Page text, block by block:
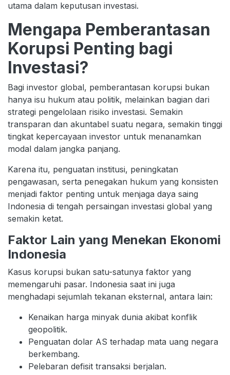
utama dalam keputusan investasi.
Mengapa Pemberantasan
Korupsi Penting bagi
Investasi?
Bagi investor global, pemberantasan korupsi bukan
hanya isu hukum atau politik, melainkan bagian dari
strategi pengelolaan risiko investasi. Semakin
transparan dan akuntabel suatu negara, semakin tinggi
tingkat kepercayaan investor untuk menanamkan
modal dalam jangka panjang.
Karena itu, penguatan institusi, peningkatan
pengawasan, serta penegakan hukum yang konsisten
menjadi faktor penting untuk menjaga daya saing
Indonesia di tengah persaingan investasi global yang
semakin ketat.
Faktor Lain yang Menekan Ekonomi
Indonesia
Kasus korupsi bukan satu-satunya faktor yang
memengaruhi pasar. Indonesia saat ini juga
menghadapi sejumlah tekanan eksternal, antara lain:
Kenaikan harga minyak dunia akibat konflik
geopolitik.
Penguatan dolar AS terhadap mata uang negara
berkembang.
Pelebaran defisit transaksi berjalan.